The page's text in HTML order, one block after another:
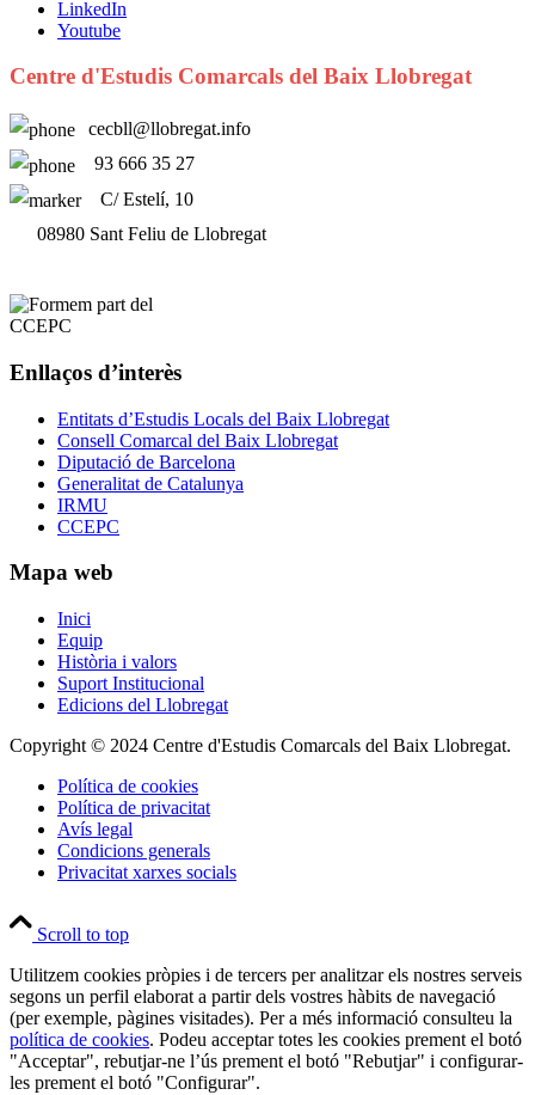
LinkedIn
Youtube
Centre d'Estudis Comarcals del Baix Llobregat
cecbll@llobregat.info
93 666 35 27
C/ Estelí, 10
08980 Sant Feliu de Llobregat
Enllaços d’interès
Entitats d’Estudis Locals del Baix Llobregat
Consell Comarcal del Baix Llobregat
Diputació de Barcelona
Generalitat de Catalunya
IRMU
CCEPC
Mapa web
Inici
Equip
Història i valors
Suport Institucional
Edicions del Llobregat
Copyright © 2024 Centre d'Estudis Comarcals del Baix Llobregat.
Política de cookies
Política de privacitat
Avís legal
Condicions generals
Privacitat xarxes socials
Scroll to top
Utilitzem cookies pròpies i de tercers per analitzar els nostres serveis
segons un perfil elaborat a partir dels vostres hàbits de navegació
(per exemple, pàgines visitades). Per a més informació consulteu la
política de cookies. Podeu acceptar totes les cookies prement el botó
"Acceptar", rebutjar-ne l’ús prement el botó "Rebutjar" i configurar-
les prement el botó "Configurar".